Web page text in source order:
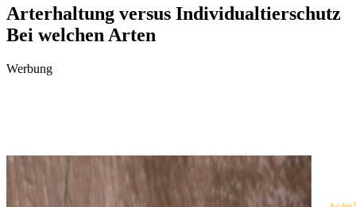
Arterhaltung versus Individualtierschutz
Bei welchen Arten
Werbung